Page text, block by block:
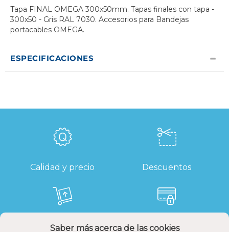
Saber más acerca de las cookies
Tapa FINAL OMEGA 300x50mm. Tapas finales con tapa -
300x50 - Gris RAL 7030. Accesorios para Bandejas
portacables OMEGA.
ESPECIFICACIONES
Calidad y precio Descuentos
Devoluciones Pago seguro